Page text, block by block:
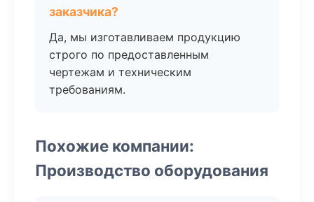
заказчика?
Да, мы изготавливаем продукцию
строго по предоставленным
чертежам и техническим
требованиям.
Похожие компании:
Производство оборудования